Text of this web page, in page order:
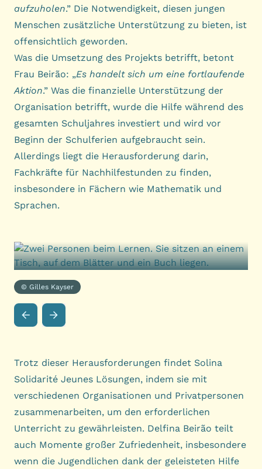
aufzuholen.” Die Notwendigkeit, diesen jungen
Menschen zusätzliche Unterstützung zu bieten, ist
offensichtlich geworden.
Was die Umsetzung des Projekts betrifft, betont
Frau Beirão: „Es handelt sich um eine fortlaufende
Aktion.” Was die finanzielle Unterstützung der
Organisation betrifft, wurde die Hilfe während des
gesamten Schuljahres investiert und wird vor
Beginn der Schulferien aufgebraucht sein.
Allerdings liegt die Herausforderung darin,
Fachkräfte für Nachhilfestunden zu finden,
insbesondere in Fächern wie Mathematik und
Sprachen.
© Gilles Kayser
Trotz dieser Herausforderungen findet Solina
Solidarité Jeunes Lösungen, indem sie mit
verschiedenen Organisationen und Privatpersonen
zusammenarbeiten, um den erforderlichen
Unterricht zu gewährleisten. Delfina Beirão teilt
auch Momente großer Zufriedenheit, insbesondere
wenn die Jugendlichen dank der geleisteten Hilfe